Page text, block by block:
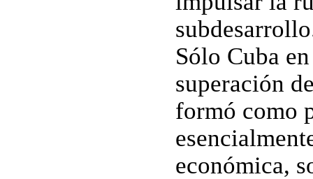
Sólo Cuba
superación
formó como
económica,